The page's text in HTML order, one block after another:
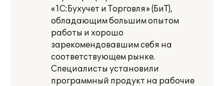
«1С:Бухучет и Торговля» (БиТ),
обладающим большим опытом
работы и хорошо
зарекомендовавшим себя на
соответствующем рынке.
Специалисты установили
программный продукт на рабочие